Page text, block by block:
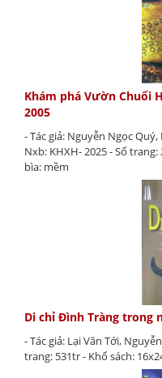
Khám phá Vườn Chuối
2005
- Tác giả: Nguyễn Ngọc
Nxb: KHXH- 2025 - Số
bìa: mềm
Di chỉ Đình Tràng trong
- Tác giả: Lại Văn Tới,
trang: 531tr - Khổ sách: